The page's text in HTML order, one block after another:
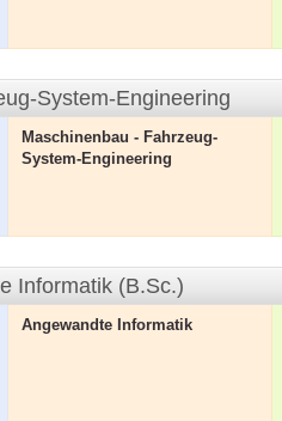
System-Engineering
Maschinenbau - Fahrzeug-
System-Engineering
Informatik (B.Sc.)
Angewandte Informatik